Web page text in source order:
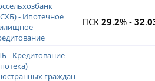
- Ипотечное
ПСК 29.2% - 32.
- Кредитование
граждан